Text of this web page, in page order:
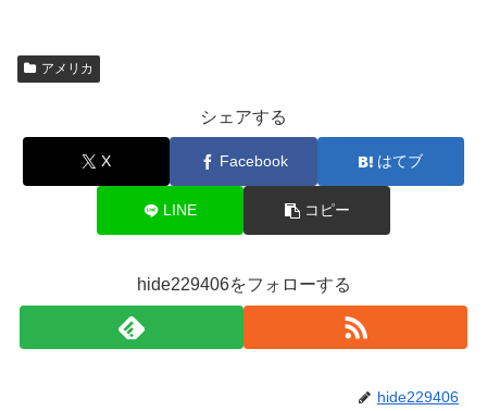
アメリカ
シェアする
X Facebook はてブ
LINE コピー
hide229406をフォローする
hide229406